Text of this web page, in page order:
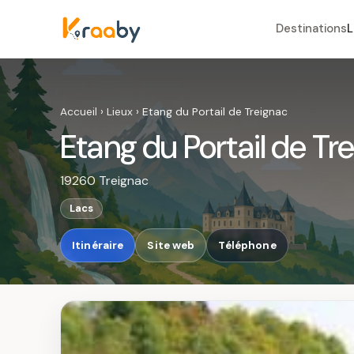
Destinations
Accueil › Lieux › Etang du Portail de Treignac
Etang du Portail de
19260 Treignac
Lacs
Itinéraire Site web Téléphone